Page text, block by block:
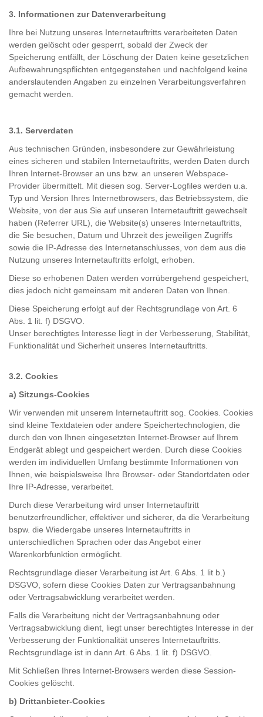
3. Informationen zur Datenverarbeitung
Ihre bei Nutzung unseres Internetauftritts verarbeiteten Daten
werden gelöscht oder gesperrt, sobald der Zweck der
Speicherung entfällt, der Löschung der Daten keine gesetzlichen
Aufbewahrungspflichten entgegenstehen und nachfolgend keine
anderslautenden Angaben zu einzelnen Verarbeitungsverfahren
gemacht werden.
3.1. Serverdaten
Aus technischen Gründen, insbesondere zur Gewährleistung
eines sicheren und stabilen Internetauftritts, werden Daten durch
Ihren Internet-Browser an uns bzw. an unseren Webspace-
Provider übermittelt. Mit diesen sog. Server-Logfiles werden u.a.
Typ und Version Ihres Internetbrowsers, das Betriebssystem, die
Website, von der aus Sie auf unseren Internetauftritt gewechselt
haben (Referrer URL), die Website(s) unseres Internetauftritts,
die Sie besuchen, Datum und Uhrzeit des jeweiligen Zugriffs
sowie die IP-Adresse des Internetanschlusses, von dem aus die
Nutzung unseres Internetauftritts erfolgt, erhoben.
Diese so erhobenen Daten werden vorrübergehend gespeichert,
dies jedoch nicht gemeinsam mit anderen Daten von Ihnen.
Diese Speicherung erfolgt auf der Rechtsgrundlage von Art. 6
Abs. 1 lit. f) DSGVO.
Unser berechtigtes Interesse liegt in der Verbesserung, Stabilität,
Funktionalität und Sicherheit unseres Internetauftritts.
3.2. Cookies
a) Sitzungs-Cookies
Wir verwenden mit unserem Internetauftritt sog. Cookies. Cookies
sind kleine Textdateien oder andere Speichertechnologien, die
durch den von Ihnen eingesetzten Internet-Browser auf Ihrem
Endgerät ablegt und gespeichert werden. Durch diese Cookies
werden im individuellen Umfang bestimmte Informationen von
Ihnen, wie beispielsweise Ihre Browser- oder Standortdaten oder
Ihre IP-Adresse, verarbeitet.
Durch diese Verarbeitung wird unser Internetauftritt
benutzerfreundlicher, effektiver und sicherer, da die Verarbeitung
bspw. die Wiedergabe unseres Internetauftritts in
unterschiedlichen Sprachen oder das Angebot einer
Warenkorbfunktion ermöglicht.
Rechtsgrundlage dieser Verarbeitung ist Art. 6 Abs. 1 lit b.)
DSGVO, sofern diese Cookies Daten zur Vertragsanbahnung
oder Vertragsabwicklung verarbeitet werden.
Falls die Verarbeitung nicht der Vertragsanbahnung oder
Vertragsabwicklung dient, liegt unser berechtigtes Interesse in der
Verbesserung der Funktionalität unseres Internetauftritts.
Rechtsgrundlage ist in dann Art. 6 Abs. 1 lit. f) DSGVO.
Mit Schließen Ihres Internet-Browsers werden diese Session-
Cookies gelöscht.
b) Drittanbieter-Cookies